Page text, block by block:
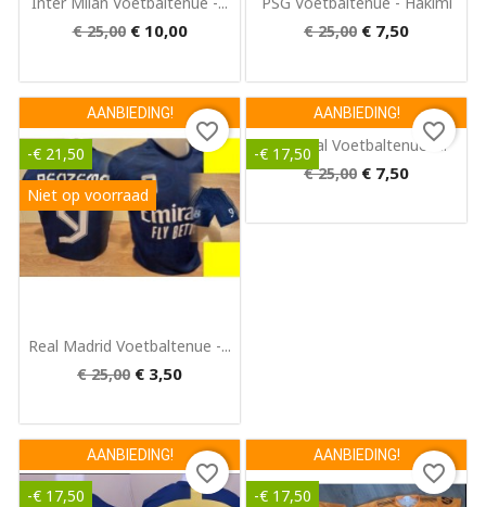
€ 25,00 € 10,00
€ 25,00 € 7,50
Snel bekijken
Real Madrid Voetbaltenue -...
€ 25,00 € 3,50
AANBIEDING!
-€ 21,50
Niet op voorraad
favorite_border Snel bekijken
Portugal Voetbaltenue -...
€ 25,00 € 7,50
AANBIEDING!
-€ 17,50
favorite_border
AANBIEDING!
-€ 17,50
favorite_border
AANBIEDING!
-€ 17,50
favorite_border